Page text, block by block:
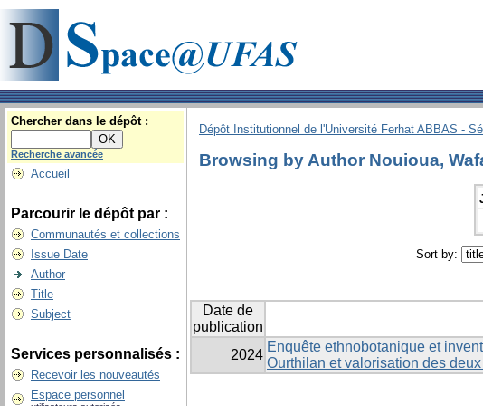
Chercher dans le dépôt :
Recherche avancée
Accueil
Parcourir le dépôt par :
Communautés et collections
Issue Date
Author
Title
Subject
Services personnalisés :
Recevoir les nouveautés
Espace personnel
Dépôt Institutionnel de l'Université Ferhat ABBAS -
Browsing by Author Nouioua,
Sort by:
Date de
publication
2024
Enquête ethnobotanique et
Ourthilan et valorisation des